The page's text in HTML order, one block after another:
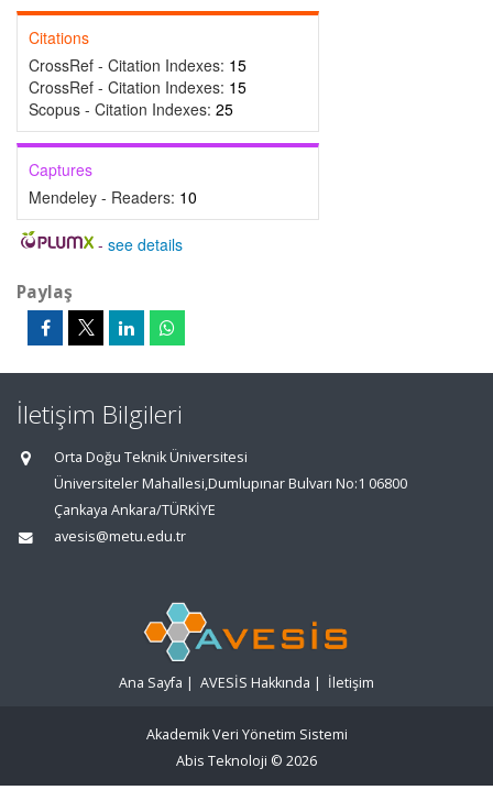
Citations
CrossRef - Citation Indexes: 15
CrossRef - Citation Indexes: 15
Scopus - Citation Indexes: 25
Captures
Mendeley - Readers: 10
- see details
Paylaş
İletişim Bilgileri
Orta Doğu Teknik Üniversitesi
Üniversiteler Mahallesi,Dumlupınar Bulvarı No:1 06800
Çankaya Ankara/TÜRKİYE
avesis@metu.edu.tr
Ana Sayfa | AVESİS Hakkında | İletişim
Akademik Veri Yönetim Sistemi
Abis Teknoloji © 2026